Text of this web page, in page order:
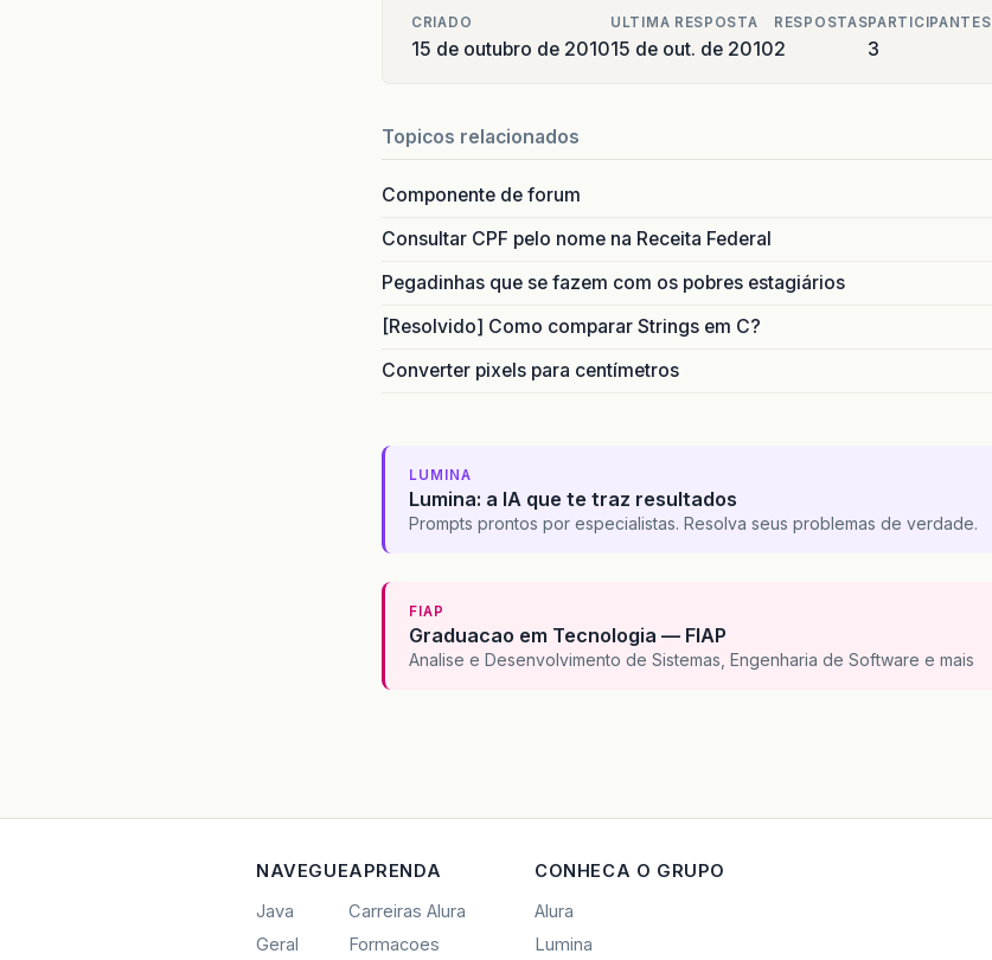
CRIADO
15 de outubro de 2010
ULTIMA RESPOSTA
15 de out. de 2010
RESPOSTAS
2
PARTICIPANTES
3
Topicos relacionados
Componente de forum
Consultar CPF pelo nome na Receita Federal
Pegadinhas que se fazem com os pobres estagiários
[Resolvido] Como comparar Strings em C?
Converter pixels para centímetros
LUMINA
Lumina: a IA que te traz resultados
Prompts prontos por especialistas. Resolva seus problemas de verdade.
FIAP
Graduacao em Tecnologia — FIAP
Analise e Desenvolvimento de Sistemas, Engenharia de Software e mais
NAVEGUE
Java
Geral
APRENDA
Carreiras Alura
Formacoes
CONHECA O GRUPO
Alura
Lumina